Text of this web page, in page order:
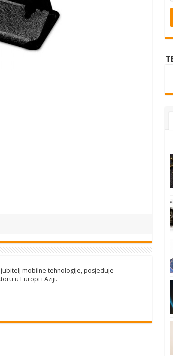
mobilne tehnologije, posjeduje
u Europi i Aziji.